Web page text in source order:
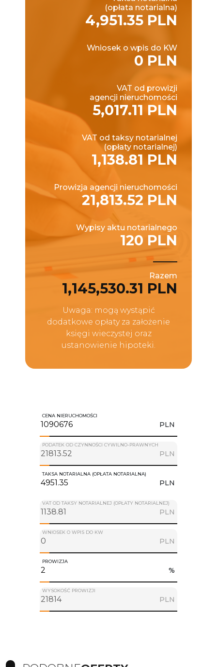
(opłata notarialna)
4,951.35 PLN
Wniosek o wpis do KW
0 PLN
VAT od prowizji
agencji nieruchomości
5,017.11 PLN
VAT od taksy notarialnej
(opłaty notarialnej)
1,138.81 PLN
Prowizja agencji nieruchomości
21,813.52 PLN
Wypisy aktu notarialnego
120 PLN
Razem
1,145,530.31 PLN
Uwaga: mogą wystąpić
dodatkowe opłaty za założenie
księgi wieczystej oraz
ustanowienie hipoteki.
CENA NIERUCHOMOŚCI
PLN
PODATEK OD CZYNNOŚCI CYWILNO-PRAWNYCH
PLN
TAKSA NOTARIALNA (OPŁATA NOTARIALNA)
PLN
VAT OD TAKSY NOTARIALNEJ (OPŁATY NOTARIALNEJ)
PLN
WNIOSEK O WPIS DO KW
PLN
PROWIZJA
%
WYSOKOŚĆ PROWIZJI
PLN